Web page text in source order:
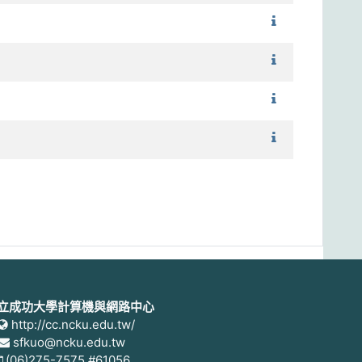
成功大學計算機與網路中心
http://cc.ncku.edu.tw/
sfkuo@ncku.edu.tw